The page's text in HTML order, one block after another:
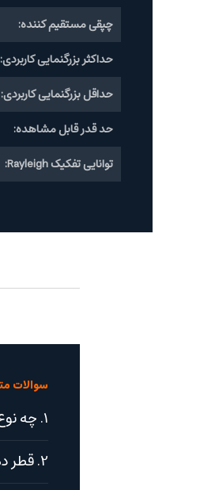
چپقی مستقیم کننده:
حداکثر بزرگنمایی کاربردی:
حداقل بزرگنمایی کاربردی:
حد قدر قابل مشاهده:
توانایی تفکیک Rayleigh:
سوالات
1. چه نوع تلسکوپی برای من مناسب است؟
2. قطر دهانه تلسکوپ چقدر باید باشد؟